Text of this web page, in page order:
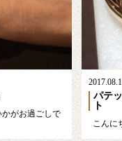
がお過ごしで
パテ
ト
こん